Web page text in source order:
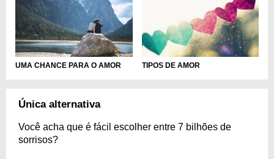
UMA CHANCE PARA O AMOR TIPOS DE AMOR
Única alternativa
Você acha que é fácil escolher entre 7 bilhões de
sorrisos?